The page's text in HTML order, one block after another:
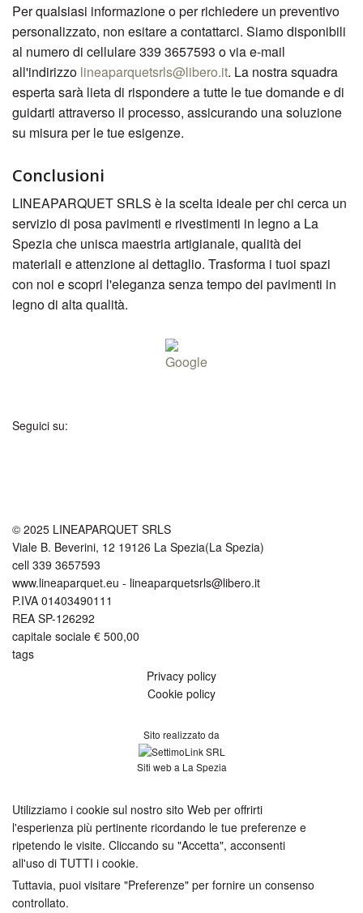
Per qualsiasi informazione o per richiedere un preventivo
personalizzato, non esitare a contattarci. Siamo disponibili
al numero di cellulare 339 3657593 o via e-mail
all'indirizzo lineaparquetsrls@libero.it. La nostra squadra
esperta sarà lieta di rispondere a tutte le tue domande e di
guidarti attraverso il processo, assicurando una soluzione
su misura per le tue esigenze.
Conclusioni
LINEAPARQUET SRLS è la scelta ideale per chi cerca un
servizio di posa pavimenti e rivestimenti in legno a La
Spezia che unisca maestria artigianale, qualità dei
materiali e attenzione al dettaglio. Trasforma i tuoi spazi
con noi e scopri l'eleganza senza tempo dei pavimenti in
legno di alta qualità.
Seguici su:
© 2025 LINEAPARQUET SRLS
Viale B. Beverini, 12 19126 La Spezia(La Spezia)
cell 339 3657593
www.lineaparquet.eu - lineaparquetsrls@libero.it
P.IVA 01403490111
REA SP-126292
capitale sociale € 500,00
tags
Privacy policy
Cookie policy
Sito realizzato da
Siti web a La Spezia
Utilizziamo i cookie sul nostro sito Web per offrirti
l'esperienza più pertinente ricordando le tue preferenze e
ripetendo le visite. Cliccando su "Accetta", acconsenti
all'uso di TUTTI i cookie.
Tuttavia, puoi visitare "Preferenze" per fornire un consenso
controllato.